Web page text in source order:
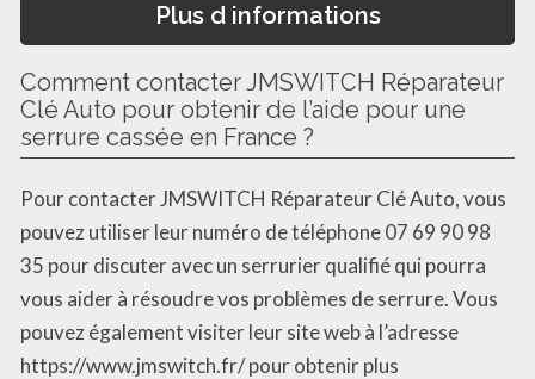
Plus d informations
Comment contacter JMSWITCH Réparateur
Clé Auto pour obtenir de l’aide pour une
serrure cassée en France ?
Pour contacter JMSWITCH Réparateur Clé Auto, vous
pouvez utiliser leur numéro de téléphone 07 69 90 98
35 pour discuter avec un serrurier qualifié qui pourra
vous aider à résoudre vos problèmes de serrure. Vous
pouvez également visiter leur site web à l’adresse
https://www.jmswitch.fr/ pour obtenir plus